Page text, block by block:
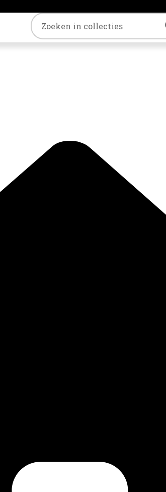
Trefwoord